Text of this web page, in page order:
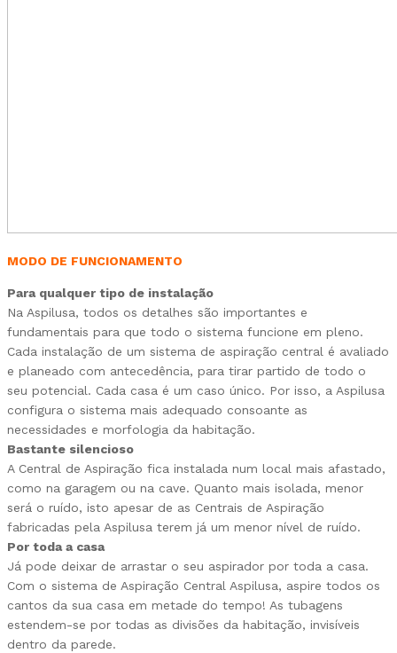
MODO DE FUNCIONAMENTO
Para qualquer tipo de instalação
Na Aspilusa, todos os detalhes são importantes e
fundamentais para que todo o sistema funcione em pleno.
Cada instalação de um sistema de aspiração central é avaliado
e planeado com antecedência, para tirar partido de todo o
seu potencial. Cada casa é um caso único. Por isso, a Aspilusa
configura o sistema mais adequado consoante as
necessidades e morfologia da habitação.
Bastante silencioso
A Central de Aspiração fica instalada num local mais afastado,
como na garagem ou na cave. Quanto mais isolada, menor
será o ruído, isto apesar de as Centrais de Aspiração
fabricadas pela Aspilusa terem já um menor nível de ruído.
Por toda a casa
Já pode deixar de arrastar o seu aspirador por toda a casa.
Com o sistema de Aspiração Central Aspilusa, aspire todos os
cantos da sua casa em metade do tempo! As tubagens
estendem-se por todas as divisões da habitação, invisíveis
dentro da parede.